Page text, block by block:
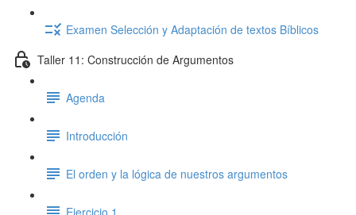
Examen Selección y Adaptación de textos Bíblicos
Taller 11: Construcción de Argumentos
Agenda
Introducción
El orden y la lógica de nuestros argumentos
Ejercicio 1